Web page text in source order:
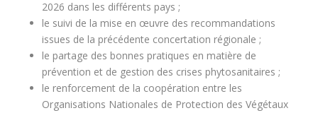
2026 dans les différents pays ;
le suivi de la mise en œuvre des recommandations
issues de la précédente concertation régionale ;
le partage des bonnes pratiques en matière de
prévention et de gestion des crises phytosanitaires ;
le renforcement de la coopération entre les
Organisations Nationales de Protection des Végétaux